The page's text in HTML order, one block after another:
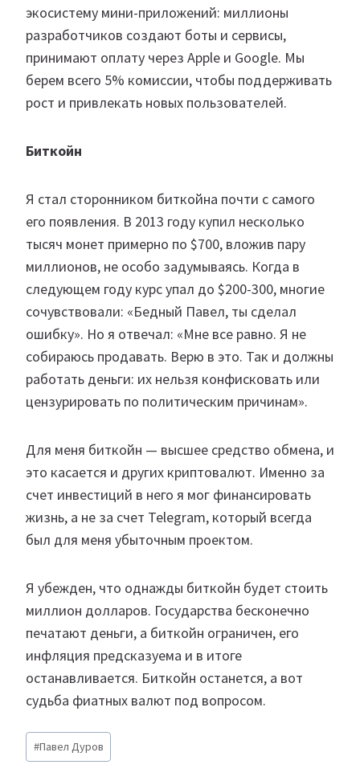
экосистему мини-приложений: миллионы
разработчиков создают боты и сервисы,
принимают оплату через Apple и Google. Мы
берем всего 5% комиссии, чтобы поддерживать
рост и привлекать новых пользователей.
Биткойн
Я стал сторонником биткойна почти с самого
его появления. В 2013 году купил несколько
тысяч монет примерно по $700, вложив пару
миллионов, не особо задумываясь. Когда в
следующем году курс упал до $200-300, многие
сочувствовали: «Бедный Павел, ты сделал
ошибку». Но я отвечал: «Мне все равно. Я не
собираюсь продавать. Верю в это. Так и должны
работать деньги: их нельзя конфисковать или
цензурировать по политическим причинам».
Для меня биткойн — высшее средство обмена, и
это касается и других криптовалют. Именно за
счет инвестиций в него я мог финансировать
жизнь, а не за счет Telegram, который всегда
был для меня убыточным проектом.
Я убежден, что однажды биткойн будет стоить
миллион долларов. Государства бесконечно
печатают деньги, а биткойн ограничен, его
инфляция предсказуема и в итоге
останавливается. Биткойн останется, а вот
судьба фиатных валют под вопросом.
Метки
записи:
#Павел Дуров